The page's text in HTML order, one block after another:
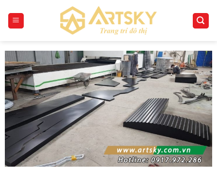
content